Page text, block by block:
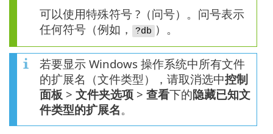
可以使用特殊符号 ?（问号）。问号表示
任何符号（例如，
?db ）。
若要显示 Windows 操作系统中所有文件
的扩展名（文件类型），请取消选中控制
面板 > 文件夹选项 > 查看下的隐藏已知文
件类型的扩展名。